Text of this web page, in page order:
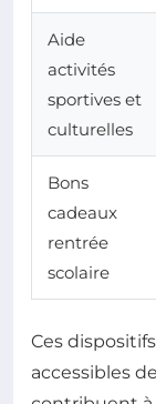
Aide
activités
sportives et
culturelles
Bons
cadeaux
rentrée
scolaire
Ces
accessibles